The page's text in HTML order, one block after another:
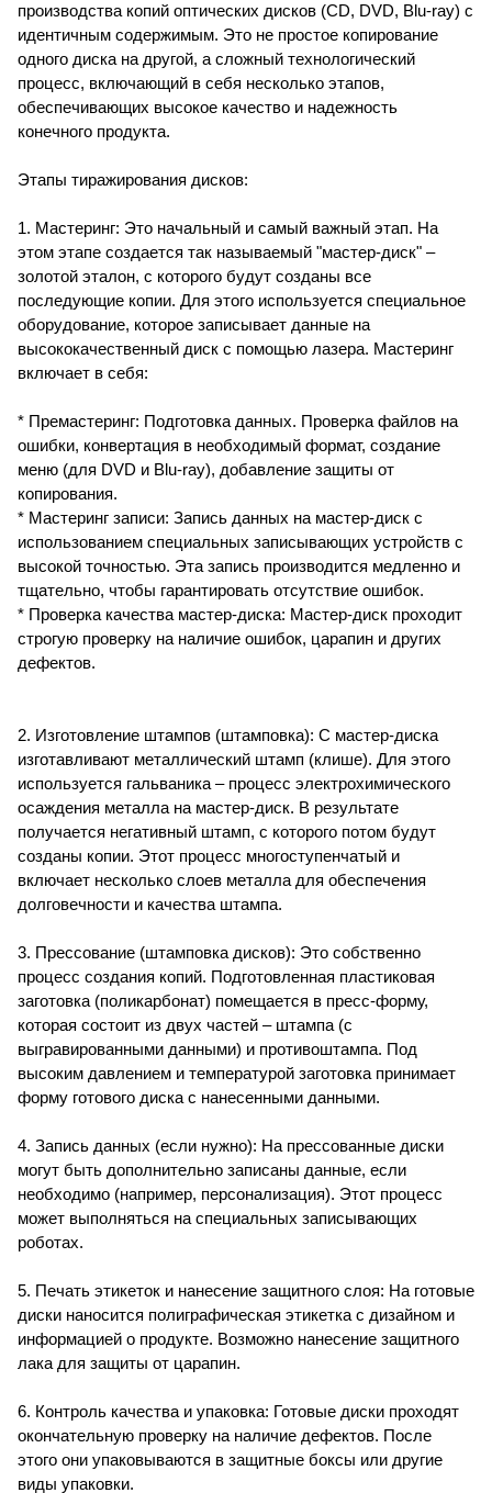
производства копий оптических дисков (CD, DVD, Blu-ray) с
идентичным содержимым. Это не простое копирование
одного диска на другой, а сложный технологический
процесс, включающий в себя несколько этапов,
обеспечивающих высокое качество и надежность
конечного продукта.
Этапы тиражирования дисков:
1. Мастеринг: Это начальный и самый важный этап. На
этом этапе создается так называемый "мастер-диск" –
золотой эталон, с которого будут созданы все
последующие копии. Для этого используется специальное
оборудование, которое записывает данные на
высококачественный диск с помощью лазера. Мастеринг
включает в себя:
* Премастеринг: Подготовка данных. Проверка файлов на
ошибки, конвертация в необходимый формат, создание
меню (для DVD и Blu-ray), добавление защиты от
копирования.
* Мастеринг записи: Запись данных на мастер-диск с
использованием специальных записывающих устройств с
высокой точностью. Эта запись производится медленно и
тщательно, чтобы гарантировать отсутствие ошибок.
* Проверка качества мастер-диска: Мастер-диск проходит
строгую проверку на наличие ошибок, царапин и других
дефектов.
2. Изготовление штампов (штамповка): С мастер-диска
изготавливают металлический штамп (клише). Для этого
используется гальваника – процесс электрохимического
осаждения металла на мастер-диск. В результате
получается негативный штамп, с которого потом будут
созданы копии. Этот процесс многоступенчатый и
включает несколько слоев металла для обеспечения
долговечности и качества штампа.
3. Прессование (штамповка дисков): Это собственно
процесс создания копий. Подготовленная пластиковая
заготовка (поликарбонат) помещается в пресс-форму,
которая состоит из двух частей – штампа (с
выгравированными данными) и противоштампа. Под
высоким давлением и температурой заготовка принимает
форму готового диска с нанесенными данными.
4. Запись данных (если нужно): На прессованные диски
могут быть дополнительно записаны данные, если
необходимо (например, персонализация). Этот процесс
может выполняться на специальных записывающих
роботах.
5. Печать этикеток и нанесение защитного слоя: На готовые
диски наносится полиграфическая этикетка с дизайном и
информацией о продукте. Возможно нанесение защитного
лака для защиты от царапин.
6. Контроль качества и упаковка: Готовые диски проходят
окончательную проверку на наличие дефектов. После
этого они упаковываются в защитные боксы или другие
виды упаковки.